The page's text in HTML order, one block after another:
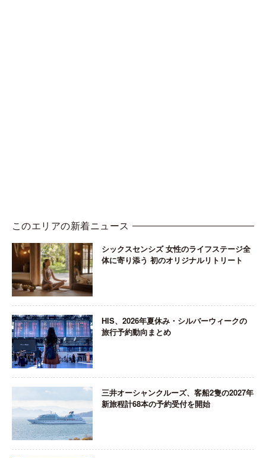
このエリアの新着ニュース
シックスセンシズ 女性のライフステージ全
体に寄り添う 初のオリジナルリトリート
HIS、2026年夏休み・シルバーウィークの
旅行予約動向まとめ
三井オーシャンクルーズ、客船2隻の2027年
新旅程計68本の予約受付を開始